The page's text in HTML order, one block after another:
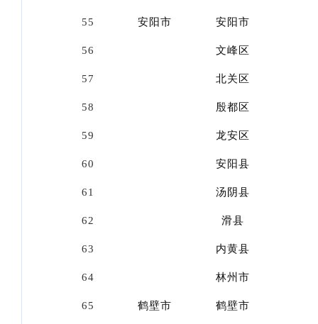
55 安阳市 安阳市
56 文峰区
57 北关区
58 殷都区
59 龙安区
60 安阳县
61 汤阴县
62 滑县
63 内黄县
64 林州市
65 鹤壁市 鹤壁市